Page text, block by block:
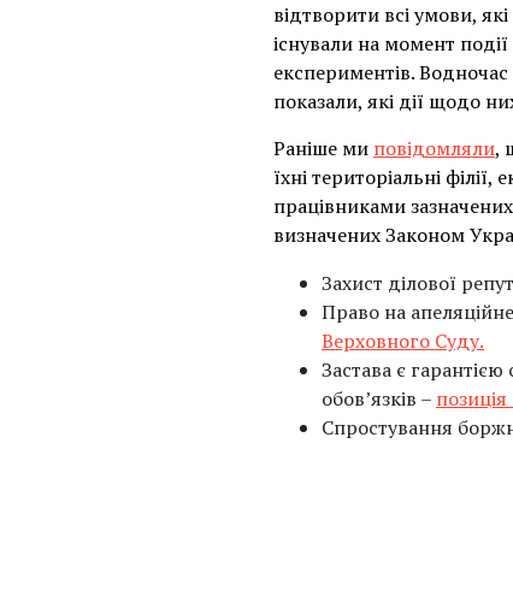
відтворити всі умови,
існували на момент
експериментів.
показали, які дії щодо
Раніше ми повідомляли,
їхні територіальні
працівниками
визначених Законом
Захист ділової
Право на
Верховного Суду.
Застава є
обов’язків – позиція
Спростування